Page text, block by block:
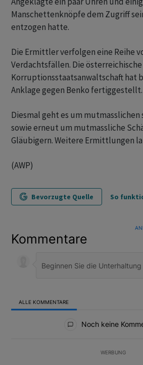
Manschettenknöpfe dem Zugriff
entzogen hatte.
Die Ermittler verfolgen eine Reihe
Verdachtsfällen. Die
Korruptionsstaatsanwaltschaft hat
Anklage gegen Benko fertiggestellt.
Diesmal geht es um
sowie erneut um mutmassliche
Gläubigern. Weitere Ermittlungen
(AWP)
Bevorzugte Quelle So
Kommentare
ALLE KOMMENTARE
Noch keine
WERBUNG